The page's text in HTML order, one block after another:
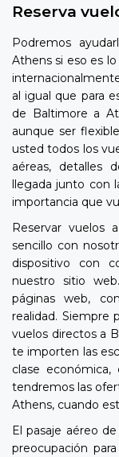
Reserva
Podremos
Athens si eso es
al igual que para
de Baltimore a
aunque ser
usted todos los
aéreas, detalles
llegada junto con
importancia que
Reservar vuelos
sencillo con
dispositivo con
nuestro sitio
páginas web,
realidad. Siempre
vuelos directos a
te importen las
clase económica,
tendremos las
Athens, cuando
El pasaje aéreo
preocupación